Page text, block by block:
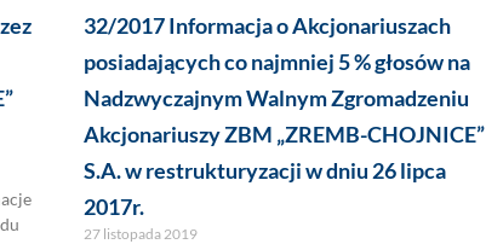
32/2017 Informacja o Akcjonariuszach
posiadających co najmniej 5 % głosów na
Nadzwyczajnym Walnym Zgromadzeniu
Akcjonariuszy ZBM „ZREMB-CHOJNICE”
S.A. w restrukturyzacji w dniu 26 lipca
2017r.
27 listopada 2019